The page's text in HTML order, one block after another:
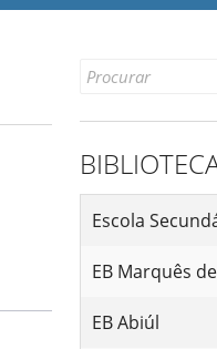
Search
Escola
EB Marquês
EB Abiúl